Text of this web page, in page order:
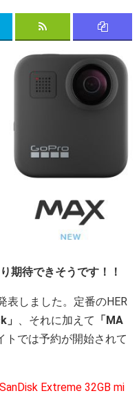
期待できそうです！！
表しました。定番のHER
」 、それに加えて 「MA
トでは予約が開始されて
Extreme 32GB mi